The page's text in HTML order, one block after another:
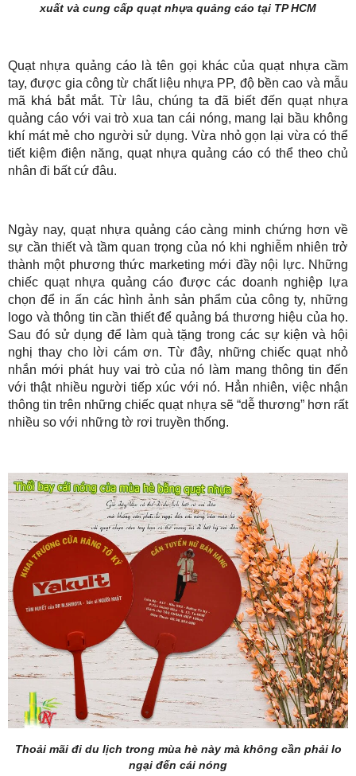
xuất và cung cấp quạt nhựa quảng cáo tại TP HCM
Quạt nhựa quảng cáo là tên gọi khác của quạt nhựa cầm
tay, được gia công từ chất liệu nhựa PP, độ bền cao và mẫu
mã khá bắt mắt. Từ lâu, chúng ta đã biết đến quạt nhựa
quảng cáo với vai trò xua tan cái nóng, mang lại bầu không
khí mát mẻ cho người sử dụng. Vừa nhỏ gọn lại vừa có thể
tiết kiệm điện năng, quạt nhựa quảng cáo có thể theo chủ
nhân đi bất cứ đâu.
Ngày nay, quạt nhựa quảng cáo càng minh chứng hơn về
sự cần thiết và tầm quan trọng của nó khi nghiễm nhiên trở
thành một phương thức marketing mới đầy nội lực. Những
chiếc quạt nhựa quảng cáo được các doanh nghiệp lựa
chọn để in ấn các hình ảnh sản phẩm của công ty, những
logo và thông tin cần thiết để quảng bá thương hiệu của họ.
Sau đó sử dụng để làm quà tặng trong các sự kiện và hội
nghị thay cho lời cám ơn. Từ đây, những chiếc quạt nhỏ
nhắn mới phát huy vai trò của nó làm mang thông tin đến
với thật nhiều người tiếp xúc với nó. Hẳn nhiên, việc nhận
thông tin trên những chiếc quạt nhựa sẽ “dễ thương” hơn rất
nhiều so với những tờ rơi truyền thống.
Thoải mãi đi du lịch trong mùa hè này mà không cần phải lo
ngại đến cái nóng